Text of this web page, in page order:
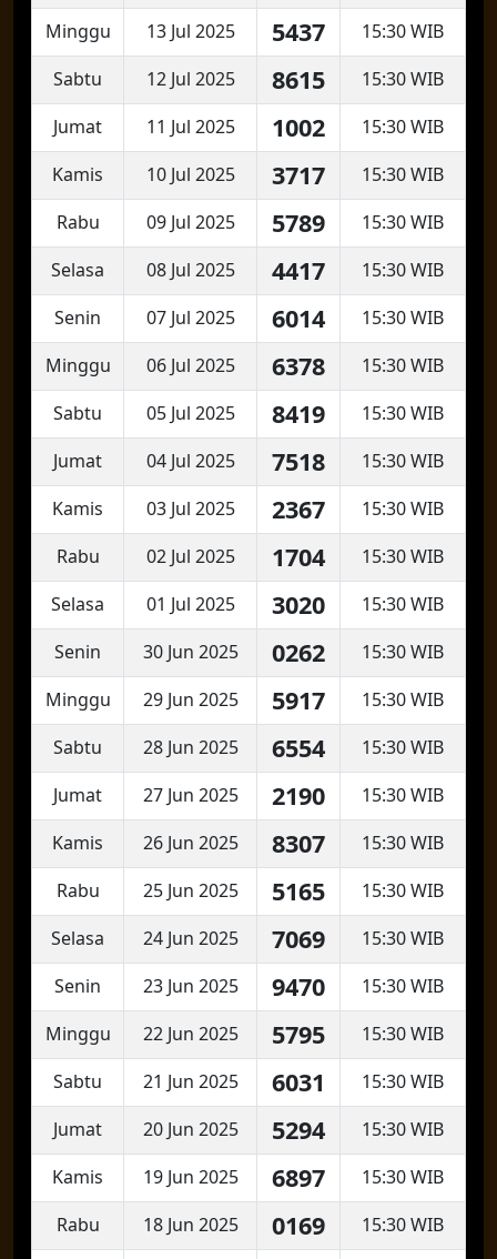
Minggu 13 Jul 2025 5437
15:30 WIB
Sabtu
12 Jul 2025 8615
15:30 WIB
Jumat
11 Jul 2025 1002
15:30 WIB
Kamis
10 Jul 2025 3717
15:30 WIB
Rabu
09 Jul 2025 5789
15:30 WIB
Selasa
08 Jul 2025 4417
15:30 WIB
Senin
07 Jul 2025 6014
15:30 WIB
Minggu
06 Jul 2025 6378
15:30 WIB
Sabtu
05 Jul 2025 8419
15:30 WIB
Jumat
04 Jul 2025 7518
15:30 WIB
Kamis
03 Jul 2025 2367
15:30 WIB
Rabu
02 Jul 2025 1704
15:30 WIB
Selasa
01 Jul 2025 3020
15:30 WIB
Senin
30 Jun 2025 0262
15:30 WIB
Minggu
29 Jun 2025 5917
15:30 WIB
Sabtu
28 Jun 2025 6554
15:30 WIB
Jumat
27 Jun 2025 2190
15:30 WIB
Kamis
26 Jun 2025 8307
15:30 WIB
Rabu
25 Jun 2025 5165
15:30 WIB
Selasa
24 Jun 2025 7069
15:30 WIB
Senin
23 Jun 2025 9470
15:30 WIB
Minggu
22 Jun 2025 5795
15:30 WIB
Sabtu
21 Jun 2025 6031
15:30 WIB
Jumat
20 Jun 2025 5294
15:30 WIB
Kamis
19 Jun 2025 6897
15:30 WIB
Rabu
18 Jun 2025 0169
15:30 WIB